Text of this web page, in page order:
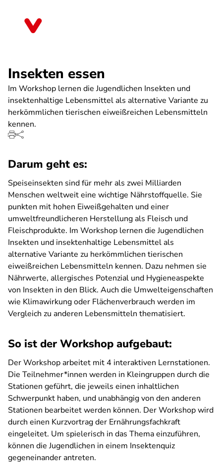
Insekten essen
Im Workshop lernen die Jugendlichen Insekten und
insektenhaltige Lebensmittel als alternative Variante zu
herkömmlichen tierischen eiweißreichen Lebensmitteln
kennen.
Darum geht es:
Speiseinsekten sind für mehr als zwei Milliarden
Menschen weltweit eine wichtige Nährstoffquelle. Sie
punkten mit hohen Eiweißgehalten und einer
umweltfreundlicheren Herstellung als Fleisch und
Fleischprodukte. Im Workshop lernen die Jugendlichen
Insekten und insektenhaltige Lebensmittel als
alternative Variante zu herkömmlichen tierischen
eiweißreichen Lebensmitteln kennen. Dazu nehmen sie
Nährwerte, allergisches Potenzial und Hygieneaspekte
von Insekten in den Blick. Auch die Umwelteigenschaften
wie Klimawirkung oder Flächenverbrauch werden im
Vergleich zu anderen Lebensmitteln thematisiert.
So ist der Workshop aufgebaut:
Der Workshop arbeitet mit 4 interaktiven Lernstationen.
Die Teilnehmer*innen werden in Kleingruppen durch die
Stationen geführt, die jeweils einen inhaltlichen
Schwerpunkt haben, und unabhängig von den anderen
Stationen bearbeitet werden können. Der Workshop wird
durch einen Kurzvortrag der Ernährungsfachkraft
eingeleitet. Um spielerisch in das Thema einzuführen,
können die Jugendlichen in einem Insektenquiz
gegeneinander antreten.